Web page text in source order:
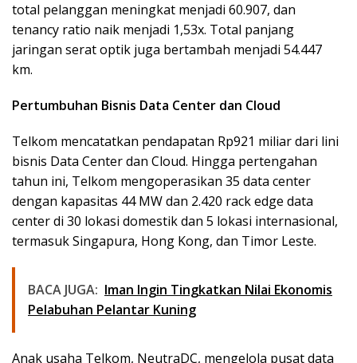
total pelanggan meningkat menjadi 60.907, dan
tenancy ratio naik menjadi 1,53x. Total panjang
jaringan serat optik juga bertambah menjadi 54.447
km.
Pertumbuhan Bisnis Data Center dan Cloud
Telkom mencatatkan pendapatan Rp921 miliar dari lini
bisnis Data Center dan Cloud. Hingga pertengahan
tahun ini, Telkom mengoperasikan 35 data center
dengan kapasitas 44 MW dan 2.420 rack edge data
center di 30 lokasi domestik dan 5 lokasi internasional,
termasuk Singapura, Hong Kong, dan Timor Leste.
BACA JUGA: Iman Ingin Tingkatkan Nilai Ekonomis
Pelabuhan Pelantar Kuning
Anak usaha Telkom, NeutraDC, mengelola pusat data